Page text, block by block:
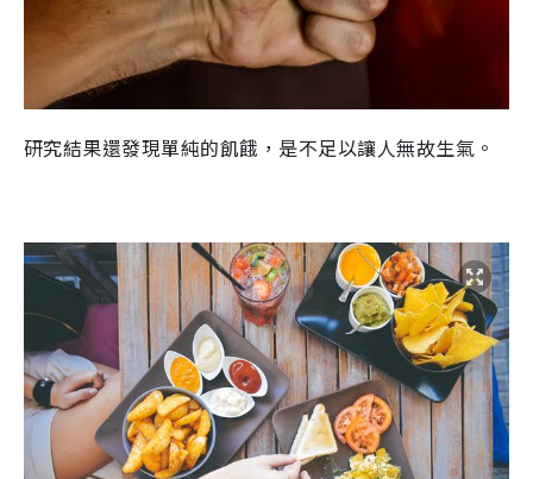
研究結果還發現單純的飢餓，是不足以讓人無故生氣。